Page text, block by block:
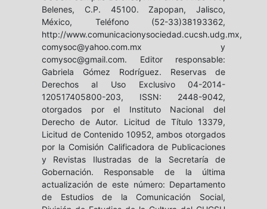
Belenes, C.P. 45100. Zapopan, Jalisco,
México, Teléfono (52-33)38193362,
http://www.comunicacionysociedad.cucsh.udg.mx,
comysoc@yahoo.com.mx y
comysoc@gmail.com. Editor responsable:
Gabriela Gómez Rodríguez. Reservas de
Derechos al Uso Exclusivo 04-2014-
120517405800-203, ISSN: 2448-9042,
otorgados por el Instituto Nacional del
Derecho de Autor. Licitud de Título 13379,
Licitud de Contenido 10952, ambos otorgados
por la Comisión Calificadora de Publicaciones
y Revistas Ilustradas de la Secretaría de
Gobernación. Responsable de la última
actualización de este número: Departamento
de Estudios de la Comunicación Social,